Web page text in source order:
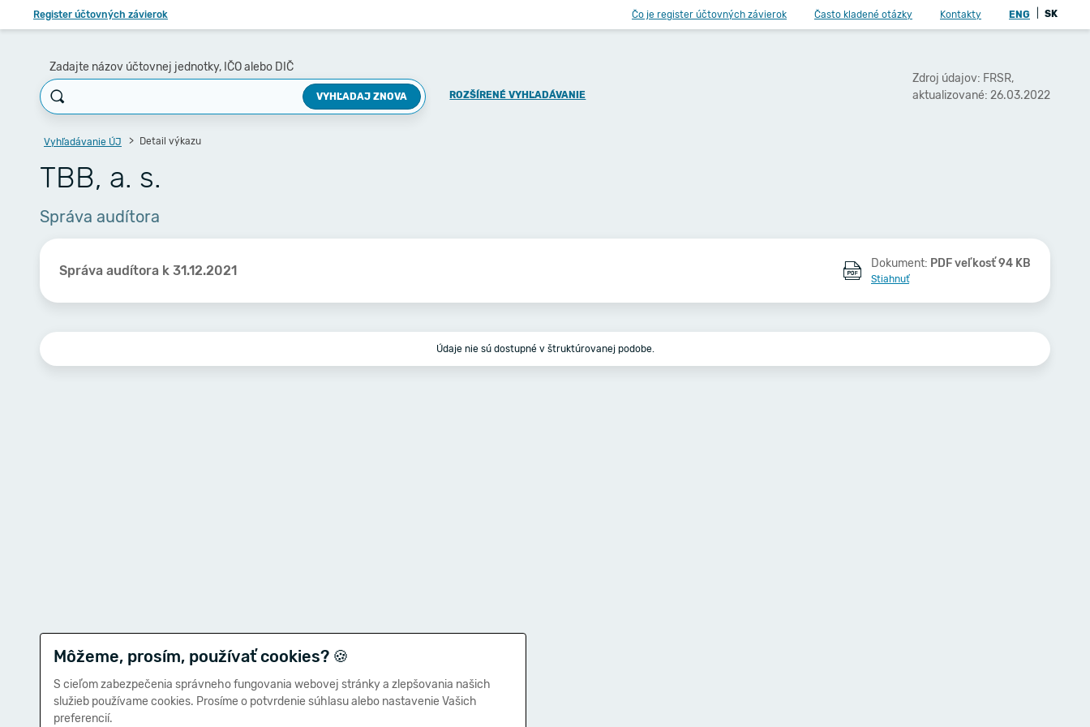
Register účtovných závierok Čo je register účtovných závierok Často kladené otázky Kontakty ENG SK
Zadajte názov účtovnej jednotky, IČO alebo DIČ
VYHĽADAJ ZNOVA ROZŠÍRENÉ VYHĽADÁVANIE
Zdroj údajov: FRSR,
aktualizované: 26.03.2022
Vyhľadávanie ÚJ Detail výkazu
TBB, a. s.
Správa audítora
Správa audítora k 31.12.2021 Dokument: PDF veľkosť 94 KB
Stiahnuť
Údaje nie sú dostupné v štruktúrovanej podobe.
Môžeme, prosím, používať cookies? 🍪
S cieľom zabezpečenia správneho fungovania webovej stránky a zlepšovania našich
služieb používame cookies. Prosíme o potvrdenie súhlasu alebo nastavenie Vašich
preferencií.